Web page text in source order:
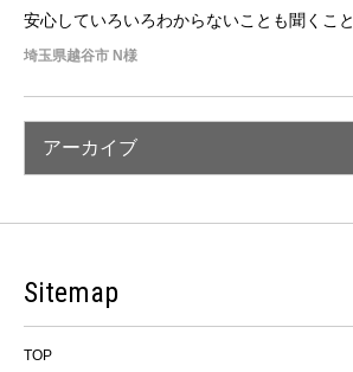
安心していろいろわからないことも聞くこ
埼玉県越谷市 N様
アーカイブ
Sitemap
TOP